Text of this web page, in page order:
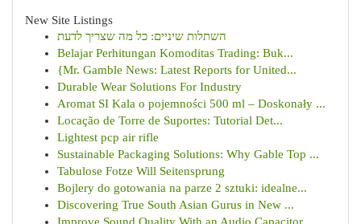
New Site Listings
השתלות שיניים: כל מה שצריך לדעת
Belajar Perhitungan Komoditas Trading: Buk...
{Mr. Gamble News: Latest Reports for United...
Durable Wear Solutions For Industry
Aromat SI Kala o pojemności 500 ml – Doskonały ...
Locação de Torre de Suportes: Tutorial Det...
Lightest pcp air rifle
Sustainable Packaging Solutions: Why Gable Top ...
Tabulose Fotze Will Seitensprung
Bojlery do gotowania na parze 2 sztuki: idealne...
Discovering True South Asian Gurus in New ...